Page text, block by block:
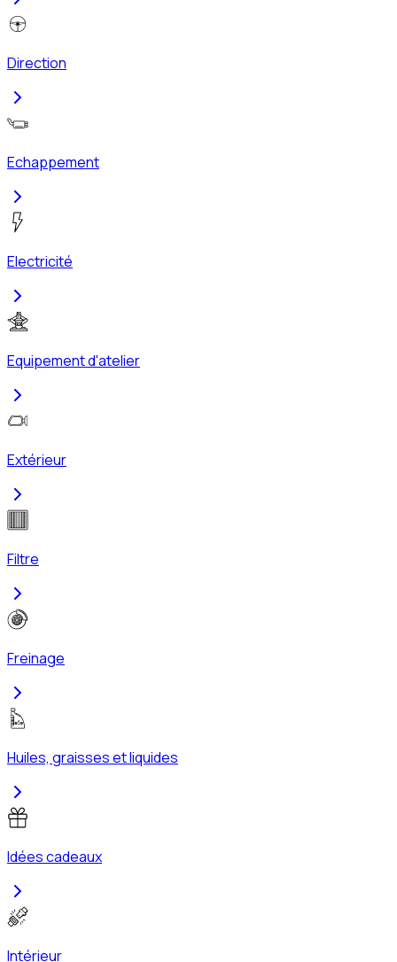
Direction
Echappement
Electricité
Equipement d'atelier
Extérieur
Filtre
Freinage
Huiles, graisses et liquides
Idées cadeaux
Intérieur